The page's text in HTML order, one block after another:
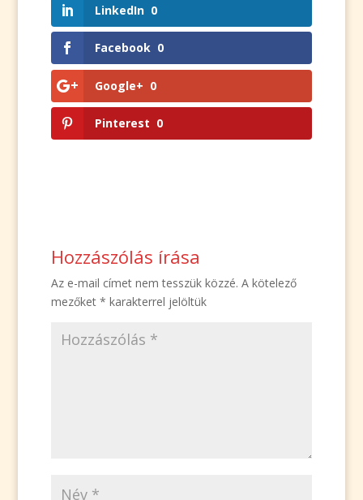
LinkedIn 0
Facebook 0
Google+ 0
Pinterest 0
Hozzászólás írása
Az e-mail címet nem tesszük közzé. A kötelező
mezőket * karakterrel jelöltük